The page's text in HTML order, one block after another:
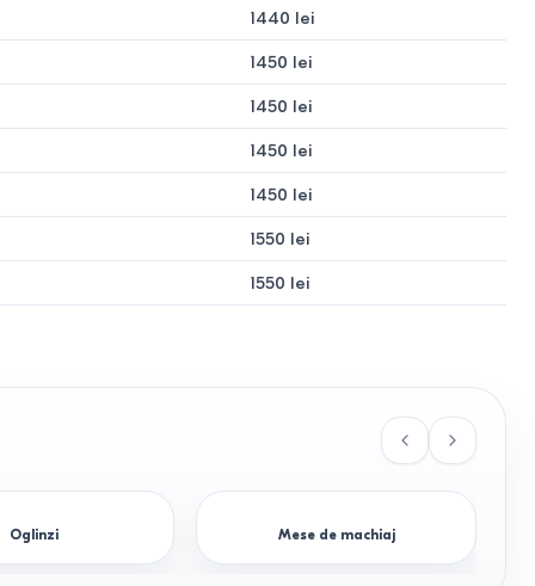
120х45х240 cm
Individual
160х60х220 cm
1440 lei
1450 lei
1450 lei
1450 lei
1450 lei
1550 lei
1550 lei
Oglinzi Mese de machiaj